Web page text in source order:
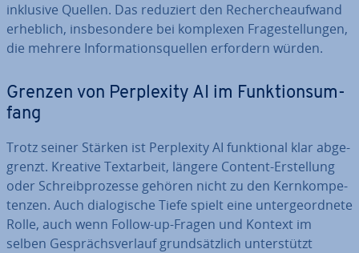
inklusive Quellen. Das reduziert den Re­cher­che­auf­wand
erheblich, ins­be­son­de­re bei komplexen Fra­ge­stel­lun­gen,
die mehrere In­for­ma­ti­ons­quel­len erfordern würden.
Grenzen von Per­ple­xi­ty AI im Funk­ti­ons­um­
fang
Trotz seiner Stärken ist Per­ple­xi­ty AI funk­tio­nal klar ab­ge­
grenzt. Kreative Text­ar­beit, längere Content-Er­stel­lung
oder Schreib­pro­zes­se gehören nicht zu den Kern­kom­pe­
ten­zen. Auch dia­lo­gi­sche Tiefe spielt eine un­ter­ge­ord­ne­te
Rolle, auch wenn Follow-up-Fragen und Kontext im
selben Ge­sprächs­ver­lauf grund­sätz­lich un­ter­stützt